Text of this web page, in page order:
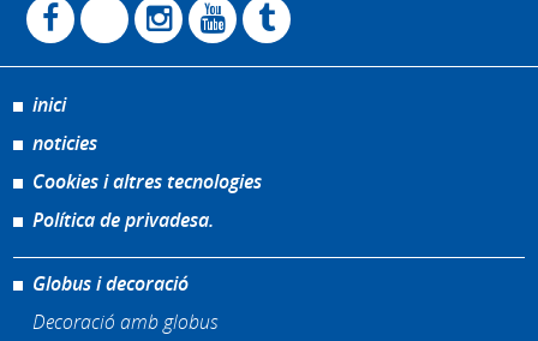
inici
noticies
Cookies i altres tecnologies
Política de privadesa.
Globus i decoració
Decoració amb globus